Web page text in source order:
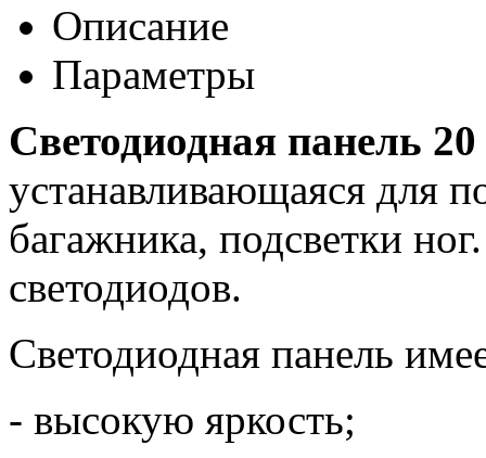
Описание
Параметры
Светодиодная панель
устанавливающаяся для
багажника, подсветки
светодиодов.
Светодиодная панель
- высокую яркость;